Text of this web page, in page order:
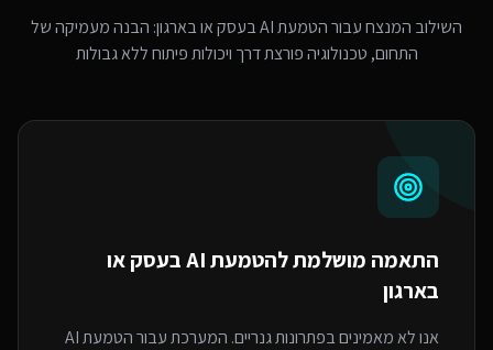
השילוב המנצח עבורהטמעת AI בעסק או בארגון
: הבנה מעמיקה של
התחום, טכנולוגיה פורצת דרך ויכולות פיתוח ללא גבולות
התאמה מושלמת ל
הטמעת AI בעסק או
בארגון
אנו לא מאמינים בפתרונות גנריים. המערכת עבור הטמעת AI